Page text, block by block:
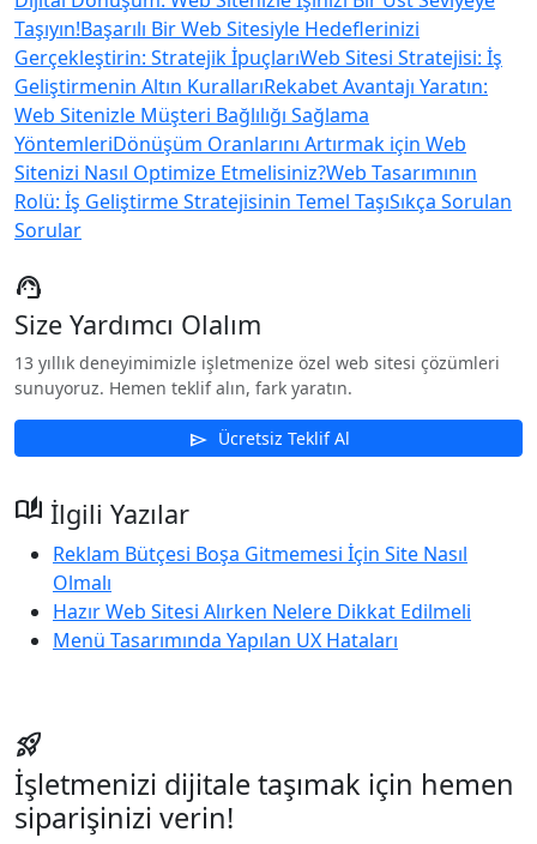
Taşıyın!Başarılı Bir Web Sitesiyle Hedeflerinizi
Gerçekleştirin: Stratejik İpuçlarıWeb Sitesi Stratejisi: İş
Geliştirmenin Altın KurallarıRekabet Avantajı Yaratın:
Web Sitenizle Müşteri Bağlılığı Sağlama
YöntemleriDönüşüm Oranlarını Artırmak için Web
Sitenizi Nasıl Optimize Etmelisiniz?Web Tasarımının
Rolü: İş Geliştirme Stratejisinin Temel TaşıSıkça Sorulan
Sorular
support_agent
Size Yardımcı Olalım
13 yıllık deneyimimizle işletmenize özel web sitesi çözümleri
sunuyoruz. Hemen teklif alın, fark yaratın.
send Ücretsiz Teklif Al
auto_stories İlgili Yazılar
Reklam Bütçesi Boşa Gitmemesi İçin Site Nasıl
Olmalı
Hazır Web Sitesi Alırken Nelere Dikkat Edilmeli
Menü Tasarımında Yapılan UX Hataları
rocket_launch
İşletmenizi dijitale taşımak için hemen
siparişinizi verin!